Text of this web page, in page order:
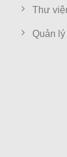
Thư
Quản